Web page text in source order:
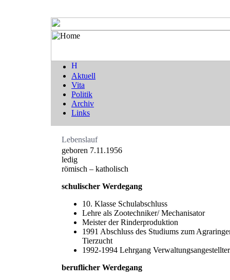
Aktuell
Vita
Politik
Archiv
Links
Lebenslauf
geboren 7.11.1956
ledig
römisch – katholisch
schulischer Werdegang
10. Klasse Schulabschluss
Lehre als Zootechniker/ Mechanisator
Meister der Rinderproduktion
1991 Abschluss des Studiums zum
Tierzucht
1992-1994 Lehrgang
beruflicher Werdegang